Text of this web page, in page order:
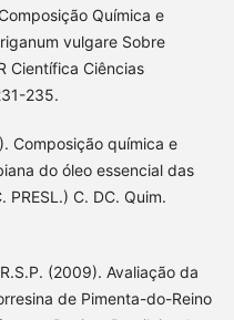
Química e
vulgare Sobre
Científica Ciências
235.
Composição química e
do óleo essencial das
C. DC. Quim.
(2009). Avaliação da
de Pimenta-do-Reino